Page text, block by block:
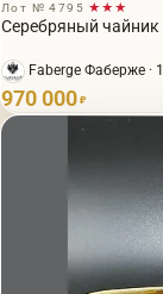
Лот № 4795 ★★★
Серебряный чайник
Faberge Фаберже ·
970 000 ₽